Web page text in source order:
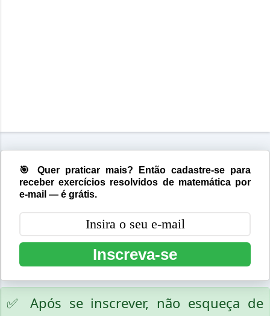
🎯 Quer praticar mais? Então cadastre-se para
receber exercícios resolvidos de matemática por
e-mail — é grátis.
Inscreva-se
✅ Após se inscrever, não esqueça de